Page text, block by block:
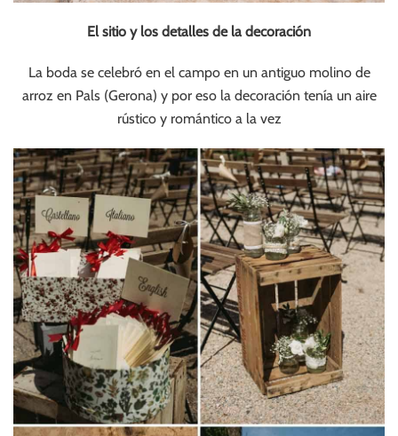
El sitio y los detalles de la decoración
La boda se celebró en el campo en un antiguo molino de
arroz en Pals (Gerona) y por eso la decoración tenía un aire
rústico y romántico a la vez